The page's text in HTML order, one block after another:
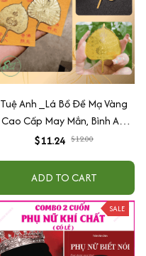
Tuệ Anh _Lá Bồ Đề Mạ Vàng
Cao Cấp May Mắn, Bình An,
Chiêu Tài Lộc
$11.24 $12.00
ADD TO CART
SALE